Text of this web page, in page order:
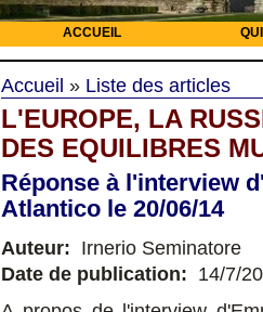
ACCUEIL
Accueil » Liste des articles
L'EUROPE, LA
DES EQUILIBRES
Réponse à l'interview
Atlantico le 20/06/14
Auteur: Irnerio Seminatore
Date de publication: 14/7/